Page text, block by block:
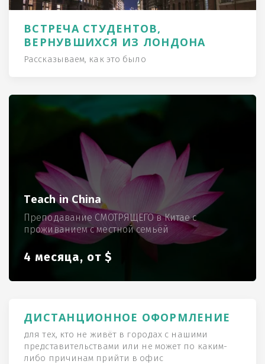
ВСТРЕЧА СТУДЕНТОВ,
ВЕРНУВШИХСЯ ИЗ ЛОНДОНА
Рассказываем, как это было
Teach in China
Преподавание СМОТРЯЩЕГО в Китае с
проживанием с местной семьёй
4 месяца, от $
ДИСТАНЦИОННОЕ ОФОРМЛЕНИЕ
для тех, кто не живёт в городах с нашими
представительствами или не может по каким-
либо причинам прийти в офис